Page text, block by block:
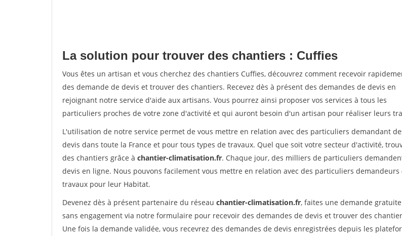
La solution pour trouver des chantiers : Cuffies
Vous êtes un artisan et vous cherchez des chantiers Cuffies, découvrez comment recevoir
des demande de devis et trouver des chantiers. Recevez dès à présent des demandes de devis en
rejoignant notre service d'aide aux artisans. Vous pourrez ainsi proposer vos services à tous les
particuliers proches de votre zone d'activité et qui auront besoin d'un artisan pour réaliser leurs
L'utilisation de notre service permet de vous mettre en relation avec des particuliers demandant
devis dans toute la France et pour tous types de travaux. Quel que soit votre secteur d'activité,
des chantiers grâce à chantier-climatisation.fr. Chaque jour, des milliers de particuliers
devis en ligne. Nous pouvons facilement vous mettre en relation avec des particuliers demandeurs
travaux pour leur Habitat.
Devenez dès à présent partenaire du réseau chantier-climatisation.fr, faites une demande
sans engagement via notre formulaire pour recevoir des demandes de devis et trouver des
Une fois la demande validée, vous recevrez des demandes de devis enregistrées depuis les